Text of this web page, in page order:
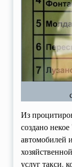
Из
создано
автомобилей
услуг такси,